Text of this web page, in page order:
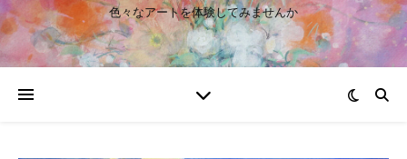
色々なアートを体験してみませんか